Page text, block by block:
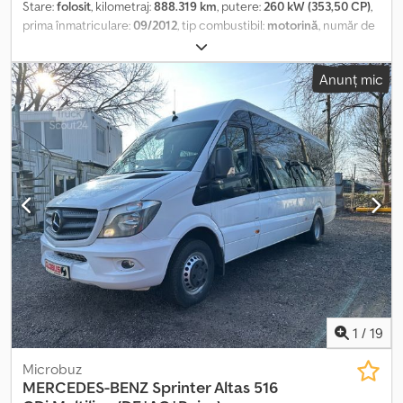
Stare:folosit, kilometraj:888.319 km, putere:260 kW (353,50 CP),
prima înmatriculare:09/2012, tip combustibil: motorină, număr de
automat
culoare:alb, frâne:retarder, An de fabricație:2012, Dotări:ABS,
program electronic de stabilitate (ESP), încălzitor staționar,
Mercedes-Benz O530 Citaro G, de la primul proprietar, vehicul
german, 37 de locuri / 115 locuri în picioare, transmisie automată.
Posibilitate de achiziție în schimb. Cedpfx Ajxuzk Dognerf
Industriestraße 16, DE-21493 Schwarzenbek Preț net: 19.000 de
euro Vă invităm să verificați personal starea optică și tehnică a
vehiculului la fața locului. Vă oferim asistență pentru export,
inclusiv confirmarea datelor originale pentru omologarea în țara
de destinație, declarația furnizorului, întocmirea documentelor
de export și plăcuțele de înmatriculare temporare, dacă este
necesar. -O inspecție și un test de conducere sunt posibile în
orice moment, inclusiv în weekend, după o discuție telefonică!
Achiziția în schimb și transportul vehiculului sunt disponibile la
cerere. Vizitați pagina noastră de Facebook.
Anunț mic
1 / 19
Microbuz
MERCEDES-BENZ Sprinter Altas 516